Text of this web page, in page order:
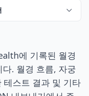
에 기록된 월경
. 월경 흐름, 자궁
테스트 결과 및 기타